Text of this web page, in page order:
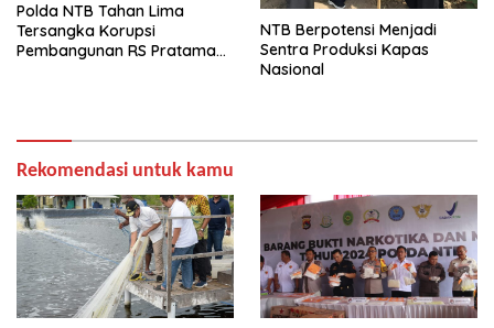
Polda NTB Tahan Lima
Tersangka Korupsi
Pembangunan RS Pratama
NTB Berpotensi Menjadi
Sentra Produksi Kapas
Nasional
Rekomendasi untuk kamu